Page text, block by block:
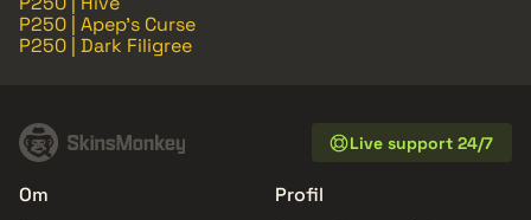
P250 | Apep's Curse
P250 | Dark Filigree
Live support 24/7
Om
Profil